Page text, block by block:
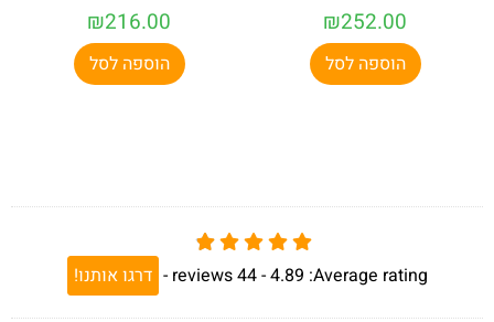
₪252.00
הוספה לסל
₪216.00
הוספה לסל
Average rating:
4.89 -
44
reviews
- דרגו אותנו!